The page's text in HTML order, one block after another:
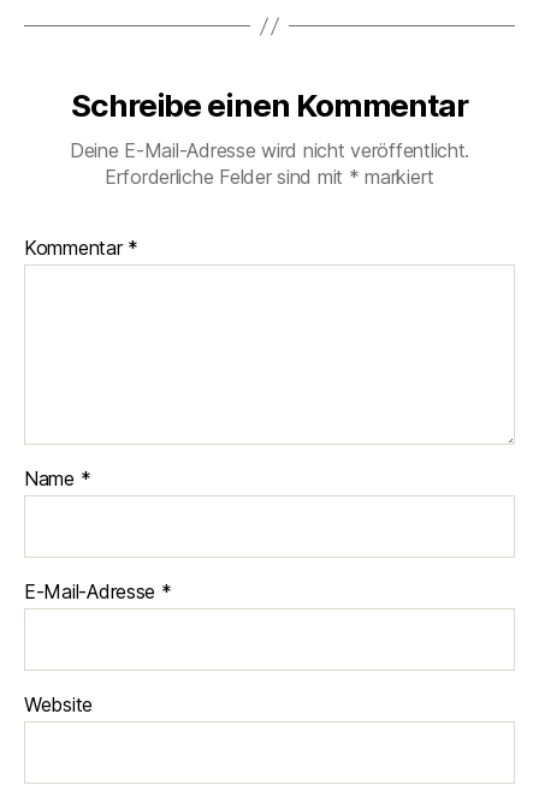
Schreibe einen Kommentar
Deine E-Mail-Adresse wird nicht veröffentlicht.
Erforderliche Felder sind mit * markiert
Kommentar *
Name *
E-Mail-Adresse *
Website